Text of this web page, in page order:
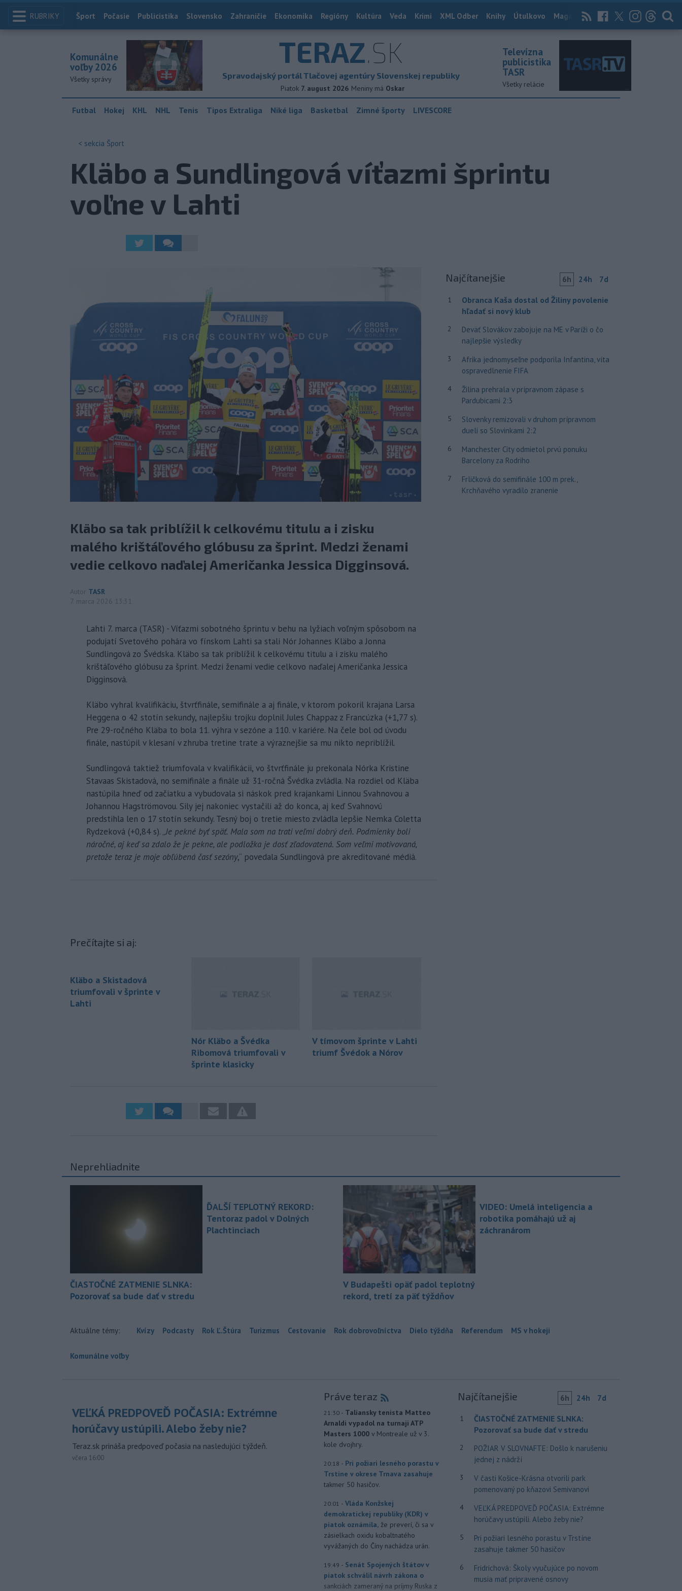
RUBRIKY Index
Šport Počasie Publicistika Slovensko Zahraničie Ekonomika Regióny Kultúra Veda Krimi XML Odber Knihy Útulkovo Magazín News Now Archív
TERAZ.SK
Spravodajský portál Tlačovej agentúry Slovenskej republiky
Piatok 7. august 2026 Meniny má Oskar
Komunálne
voľby 2026
Všetky správy
Televízna
publicistika
TASR
Všetky relácie
Futbal Hokej KHL NHL Tenis Tipos Extraliga Niké liga Basketbal Zimné športy LIVESCORE
< sekcia Šport
Kläbo a Sundlingová víťazmi šprintu
voľne v Lahti
Kläbo sa tak priblížil k celkovému titulu a i zisku
malého krištáľového glóbusu za šprint. Medzi ženami
vedie celkovo naďalej Američanka Jessica Digginsová.
Autor TASR
7. marca 2026 13:31
Lahti 7. marca (TASR) - Víťazmi sobotného šprintu v behu na lyžiach voľným spôsobom na
podujatí Svetového pohára vo fínskom Lahti sa stali Nór Johannes Kläbo a Jonna
Sundlingová zo Švédska. Kläbo sa tak priblížil k celkovému titulu a i zisku malého
krištáľového glóbusu za šprint. Medzi ženami vedie celkovo naďalej Američanka Jessica
Digginsová.
Kläbo vyhral kvalifikáciu, štvrťfinále, semifinále a aj finále, v ktorom pokoril krajana Larsa
Heggena o 42 stotín sekundy, najlepšiu trojku doplnil Jules Chappaz z Francúzka (+1,77 s).
Pre 29-ročného Kläba to bola 11. výhra v sezóne a 110. v kariére. Na čele bol od úvodu
finále, nastúpil v klesaní v zhruba tretine trate a výraznejšie sa mu nikto nepriblížil.
Sundlingová taktiež triumfovala v kvalifikácii, vo štvrťfinále ju prekonala Nórka Kristine
Stavaas Skistadová, no semifinále a finále už 31-ročná Švédka zvládla. Na rozdiel od Kläba
nastúpila hneď od začiatku a vybudovala si náskok pred krajankami Linnou Svahnovou a
Johannou Hagströmovou. Sily jej nakoniec vystačili až do konca, aj keď Svahnovú
predstihla len o 17 stotín sekundy. Tesný boj o tretie miesto zvládla lepšie Nemka Coletta
Rydzeková (+0,84 s). „Je pekné byť späť. Mala som na trati veľmi dobrý deň. Podmienky boli
náročné, aj keď sa zdalo že je pekne, ale podložka je dosť zľadovatená. Som veľmi motivovaná,
pretože teraz je moje obľúbená časť sezóny,“ povedala Sundlingová pre akreditované médiá.
Prečítajte si aj:
Kläbo a Skistadová
triumfovali v šprinte v
Lahti
Nór Kläbo a Švédka
Ribomová triumfovali v
šprinte klasicky
V tímovom šprinte v Lahti
triumf Švédok a Nórov
Najčítanejšie 6h 24h 7d
1
Obranca Kaša dostal od Žiliny povolenie
hľadať si nový klub
2
Deväť Slovákov zabojuje na ME v Paríži o čo
najlepšie výsledky
3
Afrika jednomyseľne podporila Infantina, víta
ospravedlnenie FIFA
4
Žilina prehrala v prípravnom zápase s
Pardubicami 2:3
5
Slovenky remizovali v druhom prípravnom
dueli so Slovinkami 2:2
6
Manchester City odmietol prvú ponuku
Barcelony za Rodriho
7
Frličková do semifinále 100 m prek.,
Krchňavého vyradilo zranenie
Neprehliadnite
ČIASTOČNÉ ZATMENIE SLNKA:
Pozorovať sa bude dať v stredu
ĎALŠÍ TEPLOTNÝ REKORD:
Tentoraz padol v Dolných
Plachtinciach
V Budapešti opäť padol teplotný
rekord, tretí za päť týždňov
VIDEO: Umelá inteligencia a
robotika pomáhajú už aj
záchranárom
Aktuálne témy: Kvízy Podcasty Rok Ľ.Štúra Turizmus Cestovanie Rok dobrovoľníctva Dielo týždňa Referendum MS v hokeji
Komunálne voľby
VEĽKÁ PREDPOVEĎ POČASIA: Extrémne
horúčavy ustúpili. Alebo žeby nie?
Teraz.sk prináša predpoveď počasia na nasledujúci týždeň.
včera 16:00
Práve teraz
21:30 - Taliansky tenista Matteo
Arnaldi vypadol na turnaji ATP
Masters 1000 v Montreale už v 3.
kole dvojhry.
20:18 - Pri požiari lesného porastu v
Trstíne v okrese Trnava zasahuje
takmer 50 hasičov.
20:01 - Vláda Konžskej
demokratickej republiky (KDR) v
piatok oznámila, že preverí, či sa v
zásielkach oxidu kobaltnatého
vyvážaných do Číny nachádza urán.
19:49 - Senát Spojených štátov v
piatok schválil návrh zákona o
sankciách zameraný na príjmy Ruska z
Najčítanejšie 6h 24h 7d
1
ČIASTOČNÉ ZATMENIE SLNKA:
Pozorovať sa bude dať v stredu
2
POŽIAR V SLOVNAFTE: Došlo k narušeniu
jednej z nádrží
3
V časti Košice-Krásna otvorili park
pomenovaný po kňazovi Semivanovi
4
VEĽKÁ PREDPOVEĎ POČASIA: Extrémne
horúčavy ustúpili. Alebo žeby nie?
5
Pri požiari lesného porastu v Trstíne
zasahuje takmer 50 hasičov
6
Fridrichová: Školy vyučujúce po novom
musia mať pripravené osnovy